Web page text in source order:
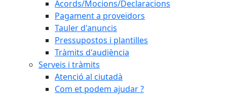
Acords/Mocions/Declaracions
Pagament a proveïdors
Tauler d'anuncis
Pressupostos i plantilles
Tràmits d'audiència
Serveis i tràmits
Atenció al ciutadà
Com et podem ajudar ?